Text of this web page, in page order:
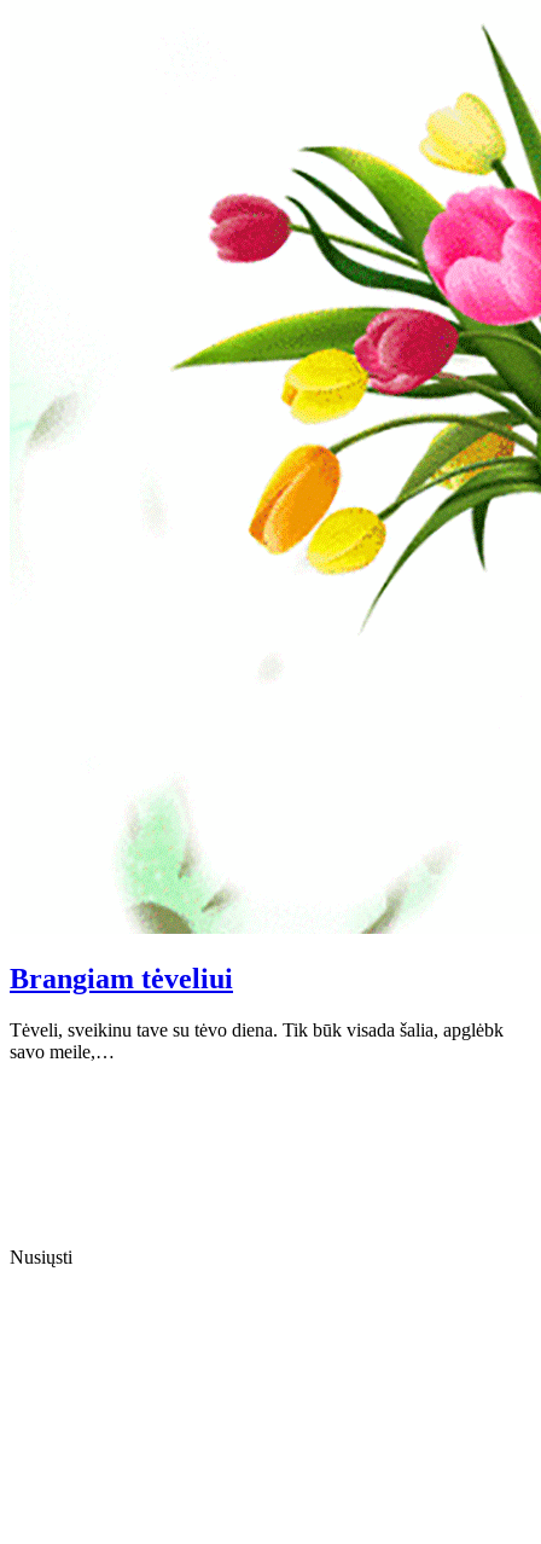
Brangiam tėveliui
Tėveli, sveikinu tave su tėvo diena. Tik būk visada šalia, apglėbk
savo meile,…
Nusiųsti